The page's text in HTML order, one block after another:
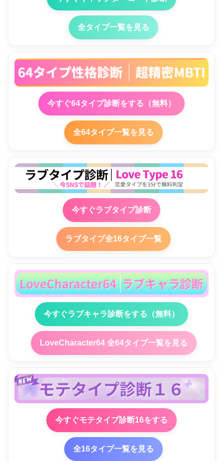
全タイプ一覧を見る
今すぐ64タイプ診断をする（無料）
全64タイプ一覧を見る
今すぐラブタイプ診断
ラブタイプ全16タイプ一覧
今すぐラブキャラ診断をする（無料）
LoveCharacter64 全64タイプ一覧を見る
今すぐモテタイプ診断16をする
全16タイプ一覧を見る